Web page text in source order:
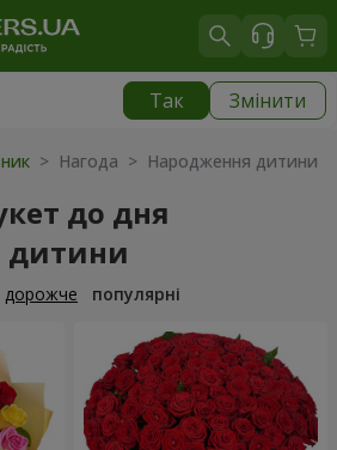
Так Змінити
> Нагода > Народження дитини
до дня
дитини
дорожче популярні